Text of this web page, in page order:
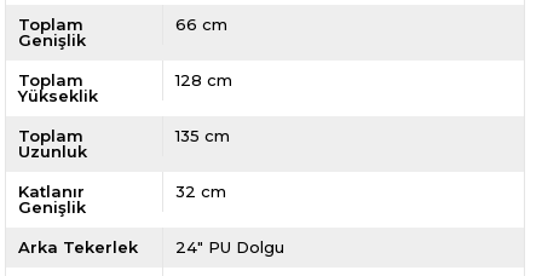
Toplam
Genişlik
66 cm
Toplam
Yükseklik
128 cm
Toplam
Uzunluk
135 cm
Katlanır
Genişlik
32 cm
Arka Tekerlek 24" PU Dolgu